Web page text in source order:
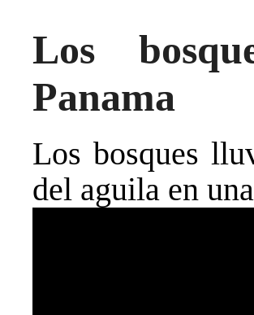
Los
Panama
Los bosques
del aguila en